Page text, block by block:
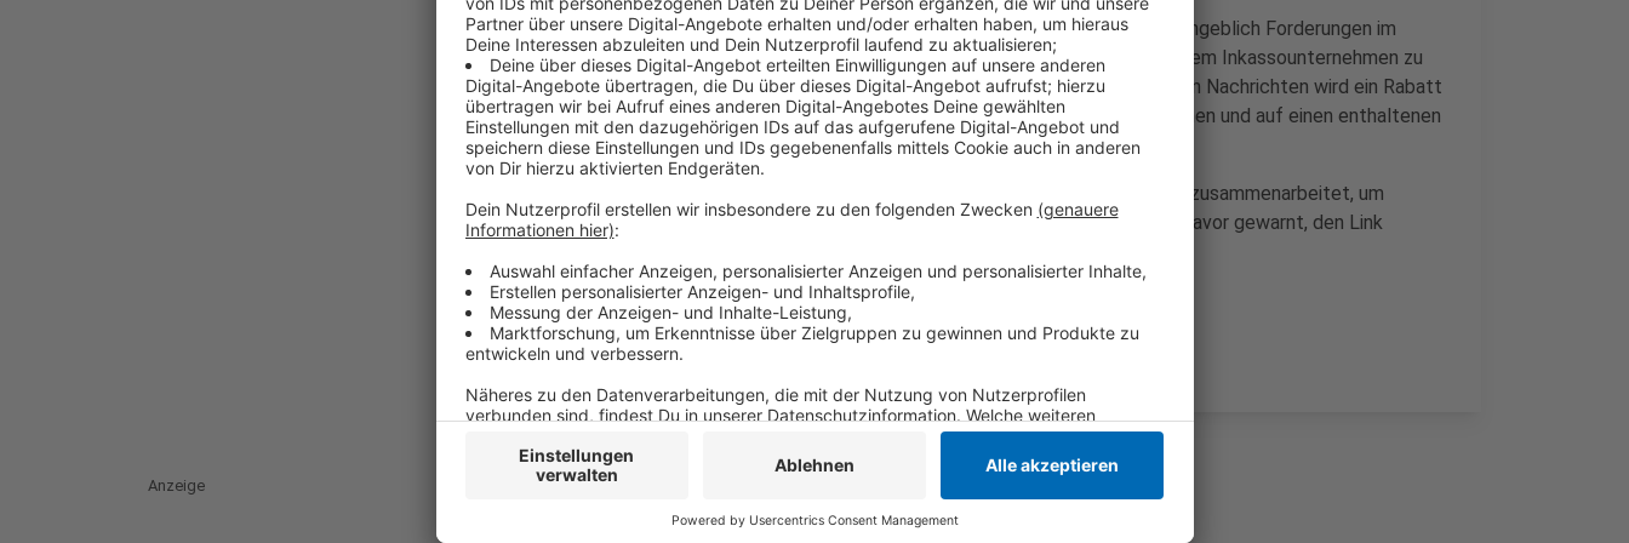
Die Stadt Tönisvorst warnt aktuell vor gefälschten E-Mails, die angeblich Forderungen im
Namen der Stadt geltend machen. Diese Mails geben vor, von einem Inkassounternehmen zu
stammen, das offene Bußgelder für Parkverstöße eintreibt. In den Nachrichten wird ein Rabatt
von 50 % angeboten, wenn die Empfänger die Forderung anerkennen und auf einen enthaltenen
Link klicken.
Die Stadt betont jedoch, dass sie nicht mit Inkassounternehmen zusammenarbeitet, um
Bußgelder einzuziehen. Bürgerinnen und Bürger werden dringend davor gewarnt, den Link
Anzeige
Anzeige